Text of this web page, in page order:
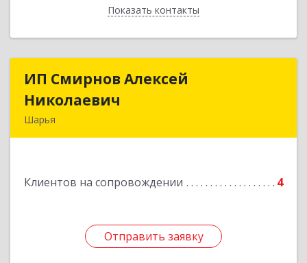
Показать контакты
Назад
ИП Смирнов Алексей
Николаевич
Шарья
Клиентов на сопровождении 4
Отправить заявку
ИП Смирнов Алексей
Отправить заявку